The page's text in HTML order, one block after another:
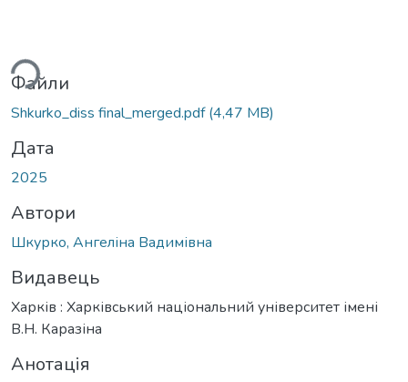
Файли
Shkurko_diss final_merged.pdf(4,47 MB)
Дата
2025
Автори
Шкурко, Ангеліна Вадимівна
Видавець
Харків : Харківський національний університет імені
В.Н. Каразіна
Анотація